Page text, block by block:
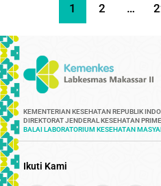
1 2 …
KEMENTERIAN KESEHATAN REPUBLIK
DIREKTORAT JENDERAL KESEHATAN
BALAI LABORATORIUM KESEHATAN
Ikuti Kami